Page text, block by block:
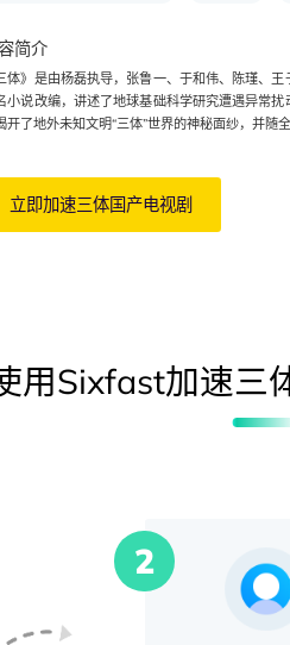
简介
体》是由杨磊执导，张鲁一、于和伟、陈瑾、
小说改编，讲述了地球基础科学研究遭遇异常
开了地外未知文明“三体”世界的神秘面纱，并随
立即加速三体国产电视剧
用Sixfast加速三
2